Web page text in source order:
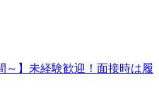
～】未経験歓迎！面接時は履